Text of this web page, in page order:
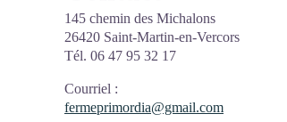
145 chemin des Michalons
26420 Saint-Martin-en-Vercors
Tél. 06 47 95 32 17
Courriel :
fermeprimordia@gmail.com